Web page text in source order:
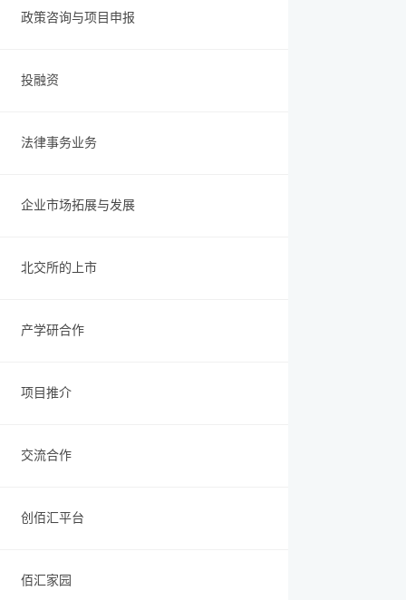
政策咨询与项目申报
投融资
法律事务业务
企业市场拓展与发展
北交所的上市
产学研合作
项目推介
交流合作
创佰汇平台
佰汇家园